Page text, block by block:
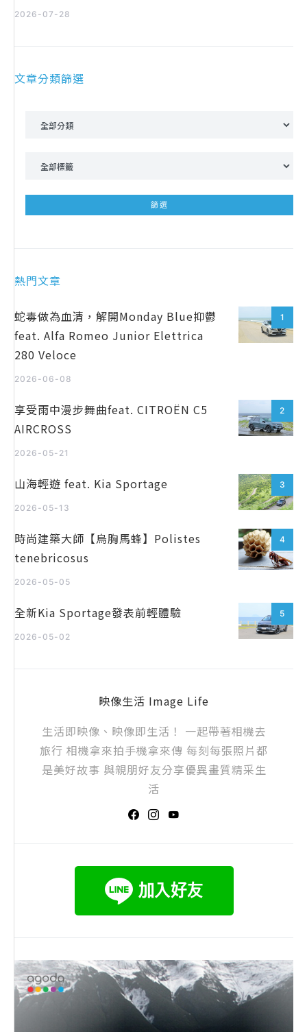
2026-07-28
文章分類篩選
熱門文章
1
蛇毒做為血清，解開Monday Blue抑鬱
feat. Alfa Romeo Junior Elettrica
280 Veloce
2026-06-08
2
享受雨中漫步舞曲feat. CITROËN C5
AIRCROSS
2026-05-21
3
山海輕遊 feat. Kia Sportage
2026-05-13
4
時尚建築大師【烏胸馬蜂】Polistes
tenebricosus
2026-05-05
5
全新Kia Sportage發表前輕體驗
2026-05-02
映像生活 Image Life
生活即映像、映像即生活！ 一起帶著相機去
旅行 相機拿來拍手機拿來傳 每刻每張照片都
是美好故事 與親朋好友分享優異畫質精采生
活